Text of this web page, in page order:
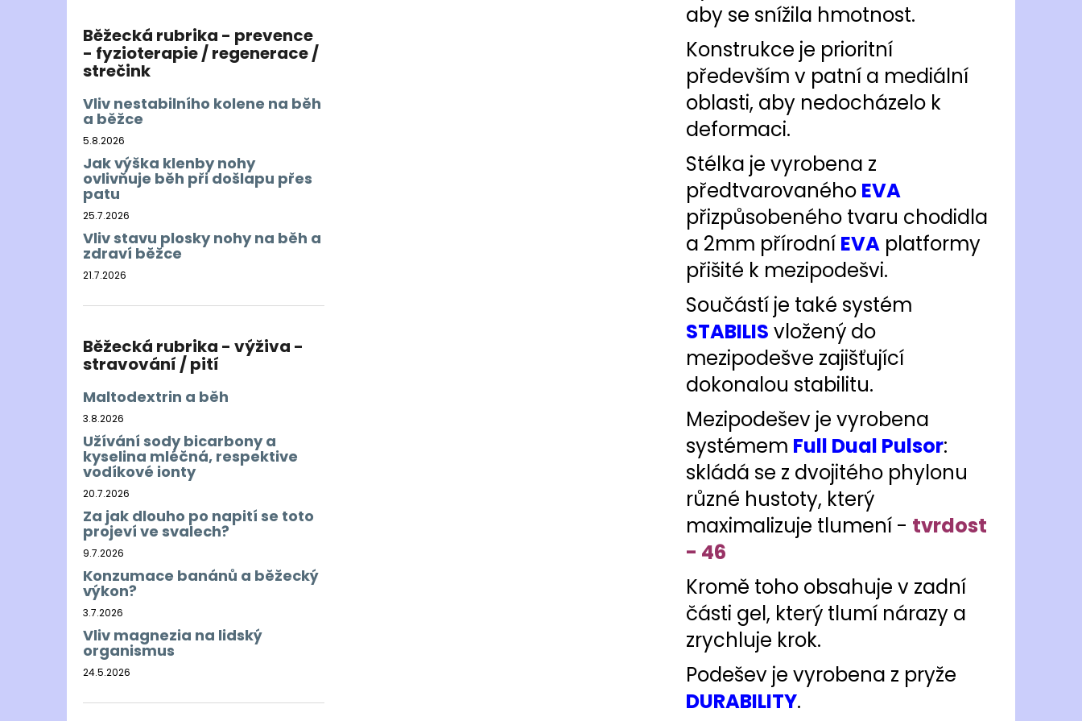
Běžecká rubrika - prevence
- fyzioterapie / regenerace /
strečink
Vliv nestabilního kolene na běh
a běžce
5.8.2026
Jak výška klenby nohy
ovlivňuje běh při došlapu přes
patu
25.7.2026
Vliv stavu plosky nohy na běh a
zdraví běžce
21.7.2026
Běžecká rubrika - výživa -
stravování / pití
Maltodextrin a běh
3.8.2026
Užívání sody bicarbony a
kyselina mléčná, respektive
vodíkové ionty
20.7.2026
Za jak dlouho po napití se toto
projeví ve svalech?
9.7.2026
Konzumace banánů a běžecký
výkon?
3.7.2026
Vliv magnezia na lidský
organismus
24.5.2026
aby se snížila hmotnost.
Konstrukce je prioritní
především v patní a mediální
oblasti, aby nedocházelo k
deformaci.
Stélka je vyrobena z
předtvarovaného EVA
přizpůsobeného tvaru chodidla
a 2mm přírodní EVA platformy
přišité k mezipodešvi.
Součástí je také systém
STABILIS vložený do
mezipodešve zajišťující
dokonalou stabilitu.
Mezipodešev je vyrobena
systémem Full Dual Pulsor:
skládá se z dvojitého phylonu
různé hustoty, který
maximalizuje tlumení - tvrdost
- 46
Kromě toho obsahuje v zadní
části gel, který tlumí nárazy a
zrychluje krok.
Podešev je vyrobena z pryže
DURABILITY.